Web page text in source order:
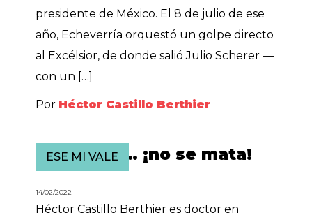
presidente de México. El 8 de julio de ese
año, Echeverría orquestó un golpe directo
al Excélsior, de donde salió Julio Scherer —
con un […]
Por Héctor Castillo Berthier
ESE MI VALE
La verdad… ¡no se mata!
14/02/2022
Héctor Castillo Berthier es doctor en